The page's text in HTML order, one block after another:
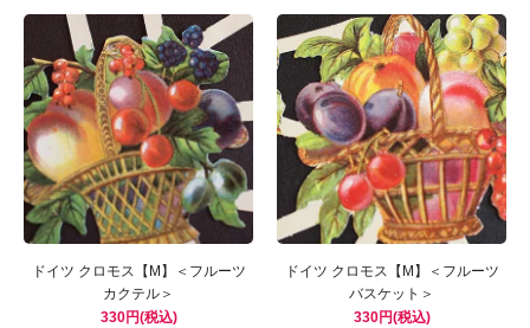
ドイツ クロモス【M】＜フルーツ
カクテル＞
330円(税込)
ドイツ クロモス【M】＜フルーツ
バスケット＞
330円(税込)